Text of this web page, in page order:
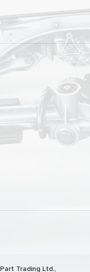
Part Trading Ltd.,